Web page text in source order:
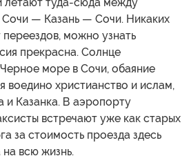
Сочи — Казань — Сочи. Никаких
можно узнать
прекрасна. Солнце
море в Сочи, обаяние
воедино христианство и ислам,
и Казанка. В аэропорту
встречают уже как старых
за стоимость проезда здесь
на всю жизнь.